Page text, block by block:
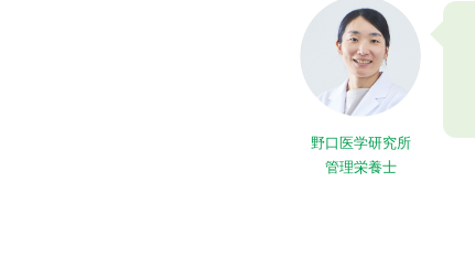
野口医学研究所
管理栄養士